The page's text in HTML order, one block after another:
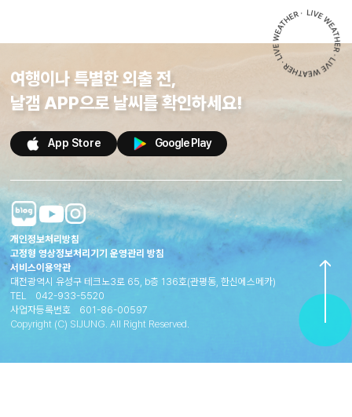
여행이나 특별한 외출 전,
날갬 APP으로 날씨를 확인하세요!
App Store Google Play
개인정보처리방침
고정형 영상정보처리기기 운영관리 방침
서비스이용약관
대전광역시 유성구 테크노3로 65, b층 136호(관평동, 한신에스메카)
TEL
042-933-5520
사업자등록번호
601-86-00597
Copyright (C) SIJUNG. All Right Reserved.